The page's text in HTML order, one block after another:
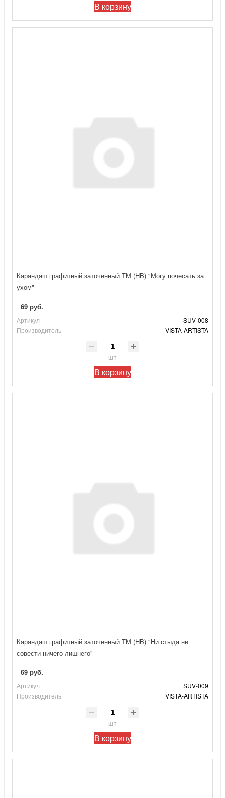
В корзину
Карандаш графитный заточенный ТМ (HB) "Могу почесать за
ухом"
69 руб.
Артикул
SUV-008
Производитель
VISTA-ARTISTA
шт
В корзину
Карандаш графитный заточенный ТМ (HB) "Ни стыда ни
совести ничего лишнего"
69 руб.
Артикул
SUV-009
Производитель
VISTA-ARTISTA
шт
В корзину